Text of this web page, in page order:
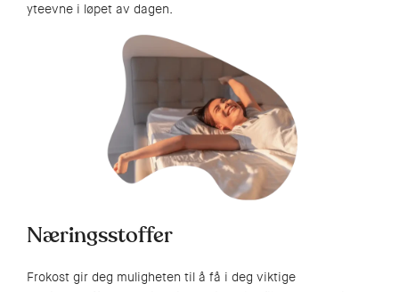
yteevne i løpet av dagen.
Næringsstoffer
Frokost gir deg muligheten til å få i deg viktige